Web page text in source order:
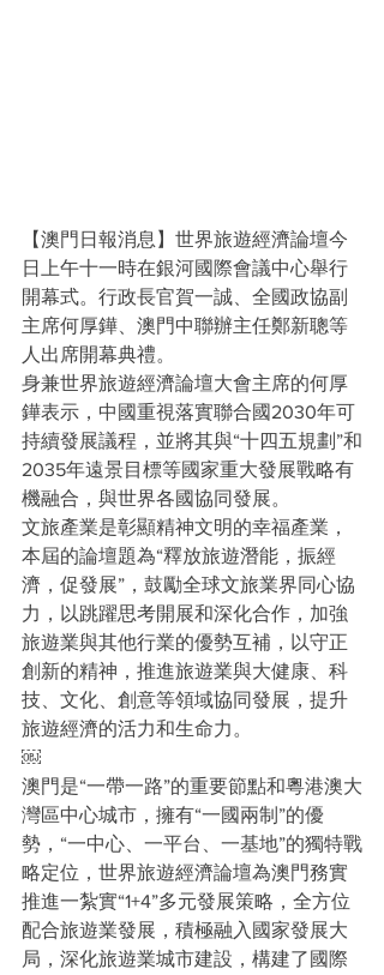
【澳門日報消息】世界旅遊經濟論壇今
日上午十一時在銀河國際會議中心舉行
開幕式。行政長官賀一誠、全國政協副
主席何厚鏵、澳門中聯辦主任鄭新聰等
人出席開幕典禮。
身兼世界旅遊經濟論壇大會主席的何厚
鏵表示，中國重視落實聯合國2030年可
持續發展議程，並將其與“十四五規劃”和
2035年遠景目標等國家重大發展戰略有
機融合，與世界各國協同發展。
文旅產業是彰顯精神文明的幸福產業，
本屆的論壇題為“釋放旅遊潛能，振經
濟，促發展”，鼓勵全球文旅業界同心協
力，以跳躍思考開展和深化合作，加強
旅遊業與其他行業的優勢互補，以守正
創新的精神，推進旅遊業與大健康、科
技、文化、創意等領域協同發展，提升
旅遊經濟的活力和生命力。
￼
澳門是“一帶一路”的重要節點和粵港澳大
灣區中心城市，擁有“一國兩制”的優
勢，“一中心、一平台、一基地”的獨特戰
略定位，世界旅遊經濟論壇為澳門務實
推進一紮實“1+4”多元發展策略，全方位
配合旅遊業發展，積極融入國家發展大
局，深化旅遊業城市建設，構建了國際